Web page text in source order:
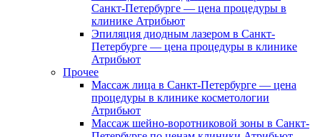
Санкт-Петербурге — цена процедуры в
клинике Атрибьют
Эпиляция диодным лазером в Санкт-
Петербурге — цена процедуры в клинике
Атрибьют
Прочее
Массаж лица в Санкт-Петербурге — цена
процедуры в клинике косметологии
Атрибьют
Массаж шейно-воротниковой зоны в Санкт-